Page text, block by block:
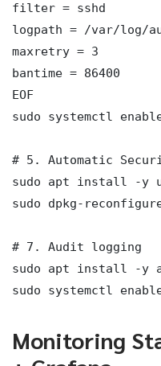
filter = sshd
logpath = /var/log/
maxretry = 3
bantime = 86400
EOF
sudo systemctl
# 5. Automatic
sudo apt install -y
sudo dpkg-
# 7. Audit logging
sudo apt install -y
sudo systemctl
Monitoring